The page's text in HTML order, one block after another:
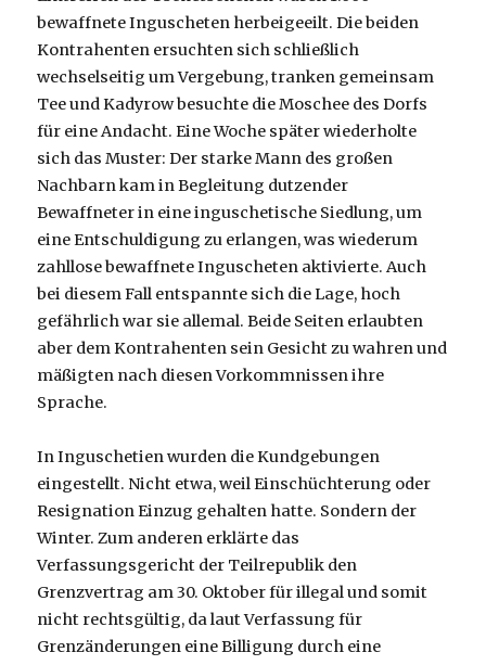
bewaffnete Inguscheten herbeigeeilt. Die beiden
Kontrahenten ersuchten sich schließlich
wechselseitig um Vergebung, tranken gemeinsam
Tee und Kadyrow besuchte die Moschee des Dorfs
für eine Andacht. Eine Woche später wiederholte
sich das Muster: Der starke Mann des großen
Nachbarn kam in Begleitung dutzender
Bewaffneter in eine inguschetische Siedlung, um
eine Entschuldigung zu erlangen, was wiederum
zahllose bewaffnete Inguscheten aktivierte. Auch
bei diesem Fall entspannte sich die Lage, hoch
gefährlich war sie allemal. Beide Seiten erlaubten
aber dem Kontrahenten sein Gesicht zu wahren und
mäßigten nach diesen Vorkommnissen ihre
Sprache.
In Inguschetien wurden die Kundgebungen
eingestellt. Nicht etwa, weil Einschüchterung oder
Resignation Einzug gehalten hatte. Sondern der
Winter. Zum anderen erklärte das
Verfassungsgericht der Teilrepublik den
Grenzvertrag am 30. Oktober für illegal und somit
nicht rechtsgültig, da laut Verfassung für
Grenzänderungen eine Billigung durch eine